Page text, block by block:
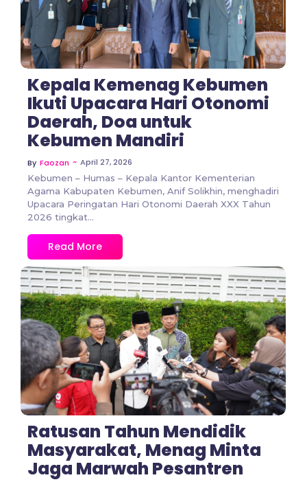
Kepala Kemenag Kebumen
Ikuti Upacara Hari Otonomi
Daerah, Doa untuk
Kebumen Mandiri
By Faozan ~ April 27, 2026
Kebumen – Humas – Kepala Kantor Kementerian
Agama Kabupaten Kebumen, Anif Solikhin, menghadiri
Upacara Peringatan Hari Otonomi Daerah XXX Tahun
2026 tingkat...
Read More
No Comments
Ratusan Tahun Mendidik
Masyarakat, Menag Minta
Jaga Marwah Pesantren